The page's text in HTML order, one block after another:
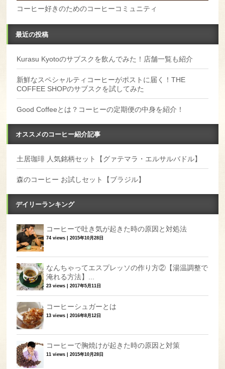
コーヒー好きのためのコーヒーコミュニティ
最近の投稿
Kurasu Kyotoのサブスクを飲んでみた！店舗一覧も紹介
新鮮なスペシャルティコーヒーがポストに届く！THE
COFFEE SHOPのサブスクを試してみた
Good Coffeeとは？コーヒーの定期便の中身を紹介！
オススメのコーヒー紹介記事
土居珈琲 人気銘柄セット【グァテマラ・エルサルバドル】
森のコーヒー お試しセット【ブラジル】
デイリーランキング
コーヒーで吐き気が起きた時の原因と対処法
74 views |2015年10月28日
なんちゃってエスプレッソの作り方②【湯温調整で
淹れる方法】...
23 views |2017年5月11日
コーヒーシュガーとは
13 views |2016年8月12日
コーヒーで胸焼けが起きた時の原因と対策
11 views |2015年10月28日